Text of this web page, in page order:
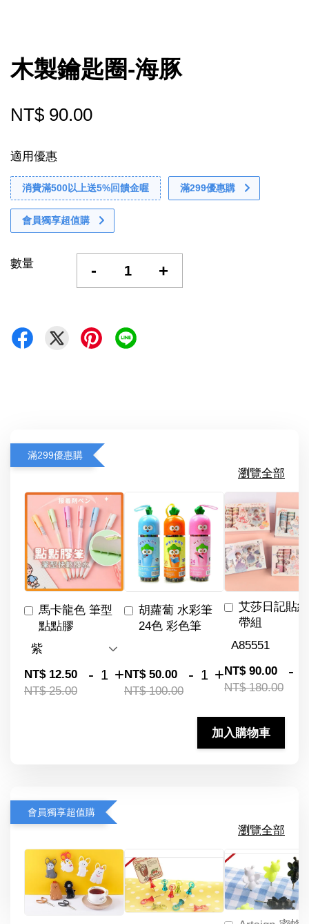
木製鑰匙圈-海豚
NT$ 90.00
適用優惠
消費滿500以上送5%回饋金喔 滿299優惠購
會員獨享超值購
數量 - +
滿299優惠購
瀏覽全部
馬卡龍色 筆型
點點膠
NT$ 12.50
NT$ 25.00
- +
胡蘿蔔 水彩筆
24色 彩色筆
NT$ 50.00
NT$ 100.00
- +
艾莎日記貼
帶組
NT$ 90.00
NT$ 180.00
-
加入購物車
會員獨享超值購
瀏覽全部